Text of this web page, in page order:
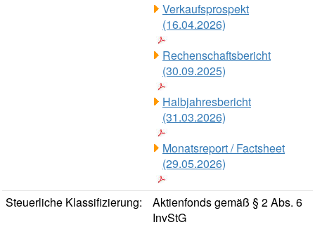
Verkaufsprospekt
(16.04.2026)
Rechenschaftsbericht
(30.09.2025)
Halbjahresbericht
(31.03.2026)
Monatsreport / Factsheet
(29.05.2026)
Steuerliche Klassifizierung:
Aktienfonds gemäß § 2 Abs. 6
InvStG